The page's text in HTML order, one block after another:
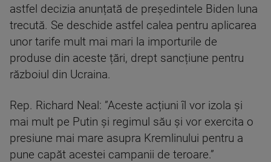
astfel decizia anunțată de președintele Biden luna
trecută. Se deschide astfel calea pentru aplicarea
unor tarife mult mai mari la importurile de
produse din aceste țări, drept sancțiune pentru
războiul din Ucraina.
Rep. Richard Neal: ”Aceste acțiuni îl vor izola și
mai mult pe Putin și regimul său și vor exercita o
presiune mai mare asupra Kremlinului pentru a
pune capăt acestei campanii de teroare.”